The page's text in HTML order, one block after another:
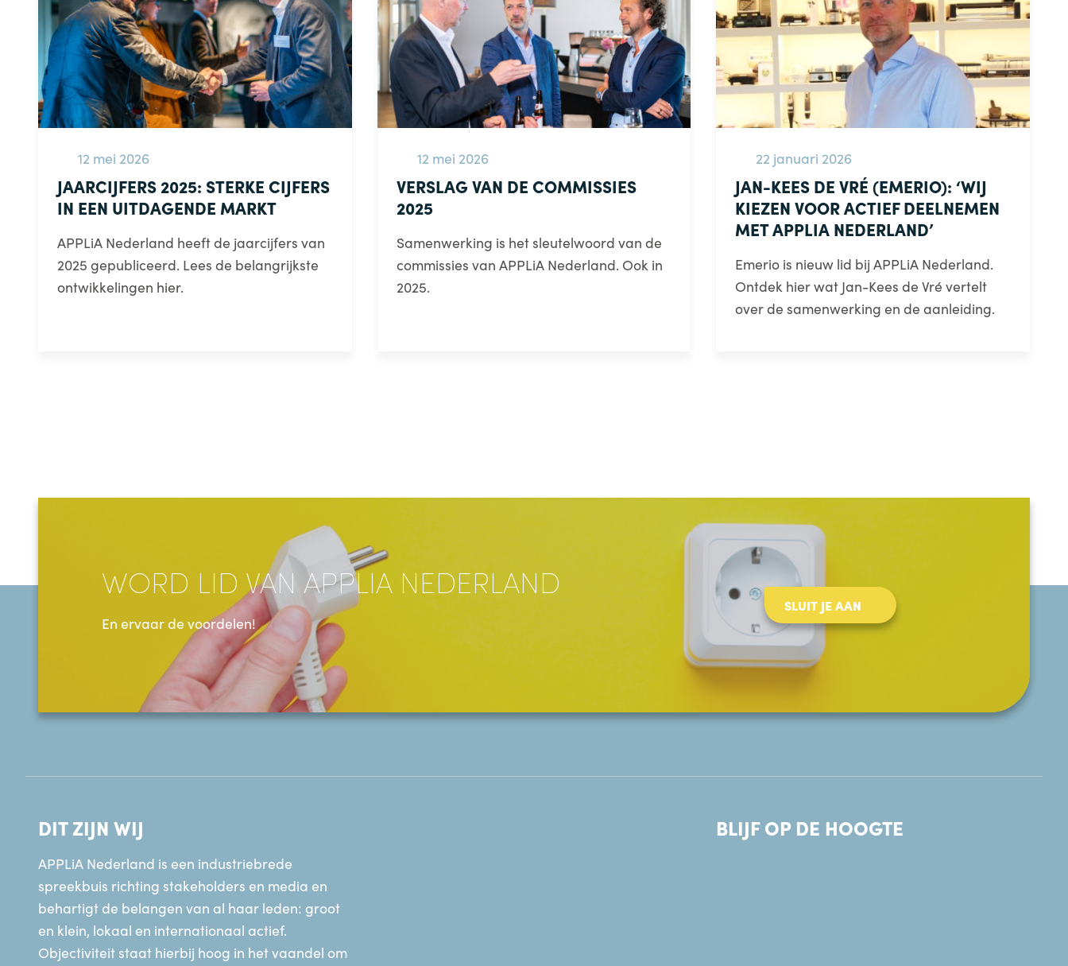
12 mei 2026
JAARCIJFERS 2025: STERKE CIJFERS
IN EEN UITDAGENDE MARKT
APPLiA Nederland heeft de jaarcijfers van
2025 gepubliceerd. Lees de belangrijkste
ontwikkelingen hier.
12 mei 2026
VERSLAG VAN DE COMMISSIES
2025
Samenwerking is het sleutelwoord van de
commissies van APPLiA Nederland. Ook in
2025.
22 januari 2026
JAN-KEES DE VRÉ (EMERIO): ‘WIJ
KIEZEN VOOR ACTIEF DEELNEMEN
MET APPLIA NEDERLAND’
Emerio is nieuw lid bij APPLiA Nederland.
Ontdek hier wat Jan-Kees de Vré vertelt
over de samenwerking en de aanleiding.
WORD LID VAN APPLIA NEDERLAND
En ervaar de voordelen!
SLUIT JE AAN
DIT ZIJN WIJ
APPLiA Nederland is een industriebrede
spreekbuis richting stakeholders en media en
behartigt de belangen van al haar leden: groot
en klein, lokaal en internationaal actief.
Objectiviteit staat hierbij hoog in het vaandel om
BLIJF OP DE HOOGTE